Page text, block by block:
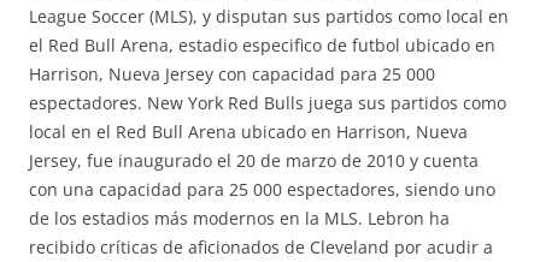
League Soccer (MLS), y disputan sus partidos como local en
el Red Bull Arena, estadio especifico de futbol ubicado en
Harrison, Nueva Jersey con capacidad para 25 000
espectadores. New York Red Bulls juega sus partidos como
local en el Red Bull Arena ubicado en Harrison, Nueva
Jersey, fue inaugurado el 20 de marzo de 2010 y cuenta
con una capacidad para 25 000 espectadores, siendo uno
de los estadios más modernos en la MLS. Lebron ha
recibido críticas de aficionados de Cleveland por acudir a